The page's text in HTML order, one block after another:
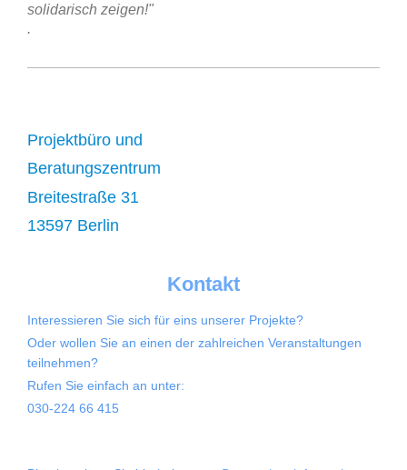
solidarisch zeigen!"
.
Projektbüro und
Beratungszentrum
Breitestraße 31
13597 Berlin
Kontakt
Interessieren Sie sich für eins unserer Projekte?
Oder wollen Sie an einen der zahlreichen Veranstaltungen
teilnehmen?
Rufen Sie einfach an unter:
030-224 66 415